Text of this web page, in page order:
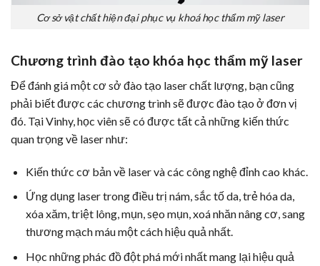
Cơ sở vật chất hiện đại phục vụ khoá học thẩm mỹ laser
Chương trình đào tạo khóa học thẩm mỹ laser
Để đánh giá một cơ sở đào tạo laser chất lượng, bạn cũng
phải biết được các chương trình sẽ được đào tạo ở đơn vị
đó. Tại Vinhy, học viên sẽ có được tất cả những kiến thức
quan trọng về laser như:
Kiến thức cơ bản về laser và các công nghệ đỉnh cao khác.
Ứng dụng laser trong điều trị nám, sắc tố da, trẻ hóa da,
xóa xăm,triệt lông, mụn, sẹo mụn, xoá nhănnâng cơ, sang
thương mạch máu một cách hiệu quả nhất.
Học những phác đồ đột phá mới nhất mang lại hiệu quả